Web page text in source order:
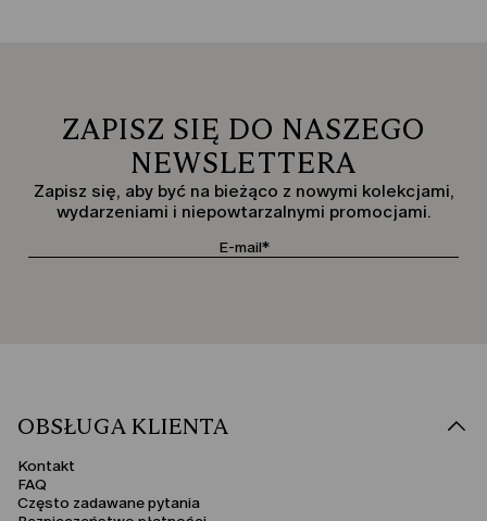
ZAPISZ SIĘ DO NASZEGO
NEWSLETTERA
Zapisz się, aby być na bieżąco z nowymi kolekcjami,
wydarzeniami i niepowtarzalnymi promocjami.
OBSŁUGA KLIENTA
Kontakt
FAQ
Często zadawane pytania